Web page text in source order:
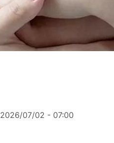
2026/07/02 - 07:00